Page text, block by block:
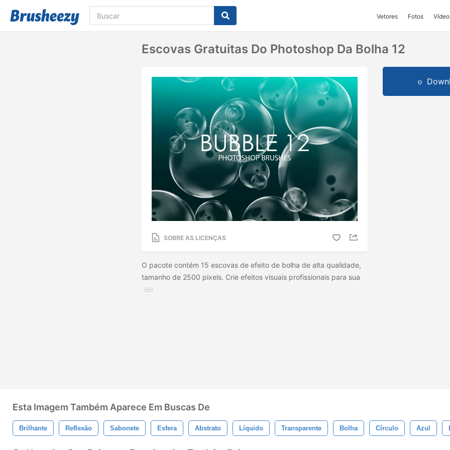
Vetores Fotos Vídeo
Escovas Gratuitas Do Photoshop Da Bolha 12
SOBRE AS LICENÇAS
O pacote contém 15 escovas de efeito de bolha de alta qualidade,
tamanho de 2500 pixels. Crie efeitos visuais profissionais para sua
Esta Imagem Também Aparece Em Buscas De
Brilhante Reflexão Sabonete Esfera Abstrato Líquido Transparente Bolha Círculo Azul